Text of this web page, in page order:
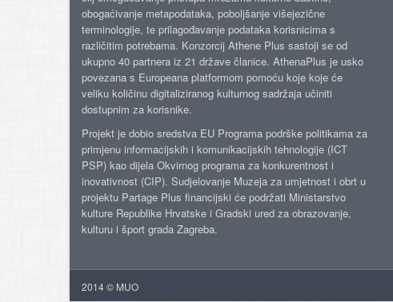
obogaćivanje metapodataka, poboljšanje višejezične
terminologije, te prilagođavanje podataka korisnicima s
različitim potrebama. Konzorcij Athene Plus sastoji se od
ukupno 40 partnera iz 21 države članice. AthenaPlus je usko
povezana s Europeana platformom pomoću koje koje će
veliku količinu digitaliziranog kulturnog sadržaja učiniti
dostupnim za korisnike.
Projekt je dobio sredstva EU Programa podrške politikama za
primjenu informacijskih i komunikacijskih tehnologije (ICT
PSP) kao dijela Okvirnog programa za konkurentnost i
inovativnost (CIP). Sudjelovanje Muzeja za umjetnost i obrt u
projektu Partage Plus financijski će podržati Ministarstvo
kulture Republike Hrvatske i Gradski ured za obrazovanje,
kulturu i šport grada Zagreba.
2014 © MUO